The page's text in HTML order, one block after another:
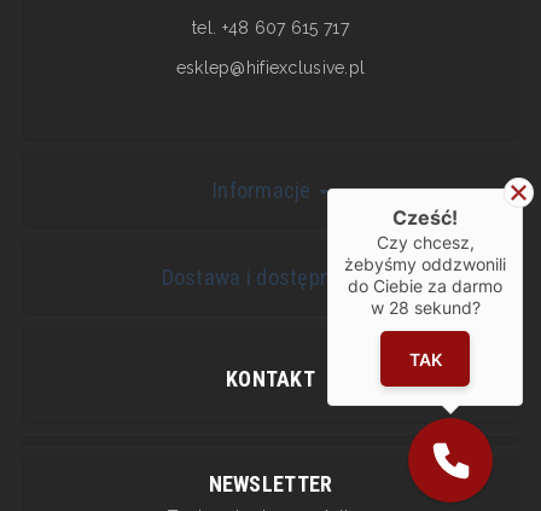
tel. +48 607 615 717
esklep@hifiexclusive.pl
Informacje
Dostawa i dostępność
KONTAKT
NEWSLETTER
Cześć!
Czy chcesz,
żebyśmy oddzwonili
do Ciebie za darmo
w 28 sekund?
TAK